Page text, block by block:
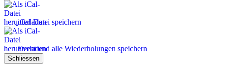
iCal-Datei speichern
Event und alle Wiederholungen speichern
Schliessen